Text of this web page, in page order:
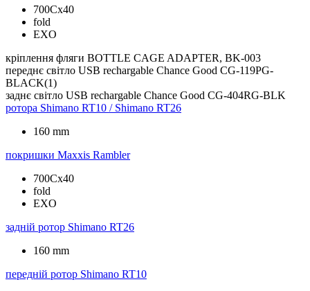
700Cx40
fold
EXO
кріплення фляги BOTTLE CAGE ADAPTER, BK-003
переднє світло USB rechargable Chance Good CG-119PG-
BLACK(1)
заднє світло USB rechargable Chance Good CG-404RG-BLK
ротора Shimano RT10 / Shimano RT26
160 mm
покришки Maxxis Rambler
700Cx40
fold
EXO
задній ротор Shimano RT26
160 mm
передній ротор Shimano RT10